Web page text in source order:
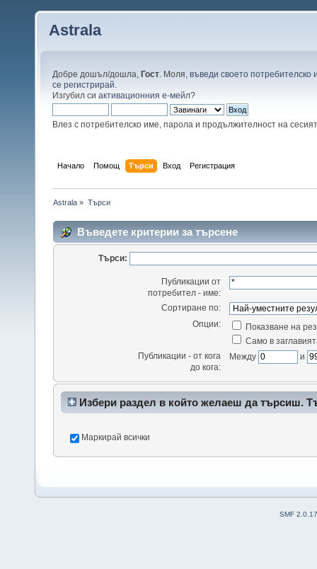
Astrala
Добре дошъл/дошла, Гост . Моля, въведи своето потребителско
се регистрирай
Изгубил си активационния е-мейл?
Влез с потребителско име, парола и продължителност на
Начало Помощ Търси Вход Регистрация
Astrala » Търси
Въведете критерии за търсене
Търси:
Публикации от
потребител - име:
Сортиране по:
Опции:
Показване на
Само в
Публикации - от кога
до кога:
Между и
Избери раздел в който желаеш да търсиш.
Маркирай всички
SMF 2.0.17